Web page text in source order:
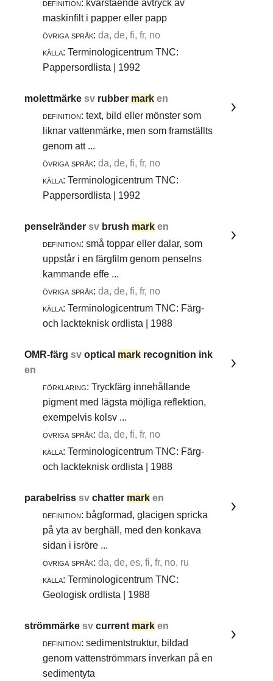
definition: kvarstående avtryck av
maskinfilt i papper eller papp
övriga språk: da, de, fi, fr, no
källa: Terminologicentrum TNC:
Pappersordlista | 1992
molettmärkesv rubber mark en
definition: text, bild eller mönster som
liknar vattenmärke, men som framställts
genom att ...
övriga språk: da, de, fi, fr, no
källa: Terminologicentrum TNC:
Pappersordlista | 1992
penselrändersv brush mark en
definition: små toppar eller dalar, som
uppstår i en färgfilm genom penselns
kammande effe ...
övriga språk: da, de, fi, fr, no
källa: Terminologicentrum TNC: Färg-
och lackteknisk ordlista | 1988
OMR-färgsvoptical mark recognition ink
en
förklaring: Tryckfärg innehållande
pigment med lägsta möjliga reflektion,
exempelvis kolsv ...
övriga språk: da, de, fi, fr, no
källa: Terminologicentrum TNC: Färg-
och lackteknisk ordlista | 1988
parabelrisssvchatter mark en
definition: bågformad, glacigen spricka
på yta av berghäll, med den konkava
sidan i isröre ...
övriga språk: da, de, es, fi, fr, no, ru
källa: Terminologicentrum TNC:
Geologisk ordlista | 1988
strömmärkesvcurrent mark en
definition: sedimentstruktur, bildad
genom vattenströmmars inverkan på en
sedimentyta